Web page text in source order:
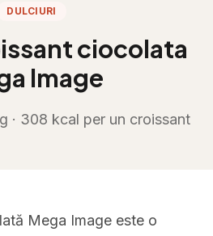
DULCIURI
ciocolata
Image
· 308 kcal per un croissant
Mega Image este o